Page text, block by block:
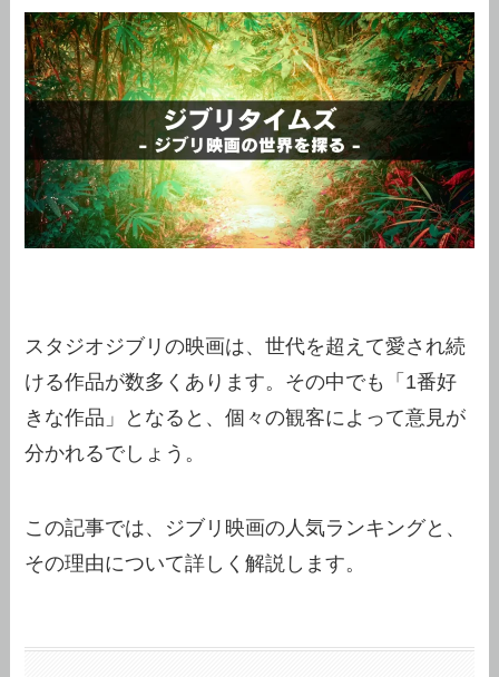
スタジオジブリの映画は、世代を超えて愛され続
ける作品が数多くあります。その中でも「1番好
きな作品」となると、個々の観客によって意見が
分かれるでしょう。
この記事では、ジブリ映画の人気ランキングと、
その理由について詳しく解説します。